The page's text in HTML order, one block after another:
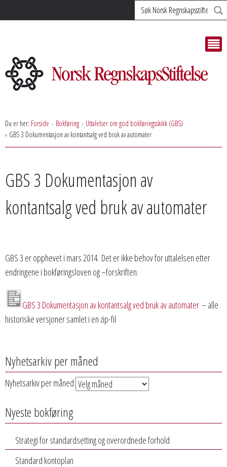
Søk
Du er her: Forside Bokføring
Uttalelser om god bokføringsskikk (GBS)
GBS 3 Dokumentasjon av kontantsalg ved bruk av automater
GBS 3 Dokumentasjon av
kontantsalg ved bruk av automater
GBS 3 er opphevet i mars 2014. Det er ikke behov for uttalelsen etter
endringene i bokføringsloven og –forskriften.
GBS 3 Dokumentasjon av kontantsalg ved bruk av automater – alle
historiske versjoner samlet i en zip-fil
Nyhetsarkiv per måned
Nyhetsarkiv per måned
Nyeste bokføring
Strategi for standardsetting og overordnede forhold
Standard kontoplan